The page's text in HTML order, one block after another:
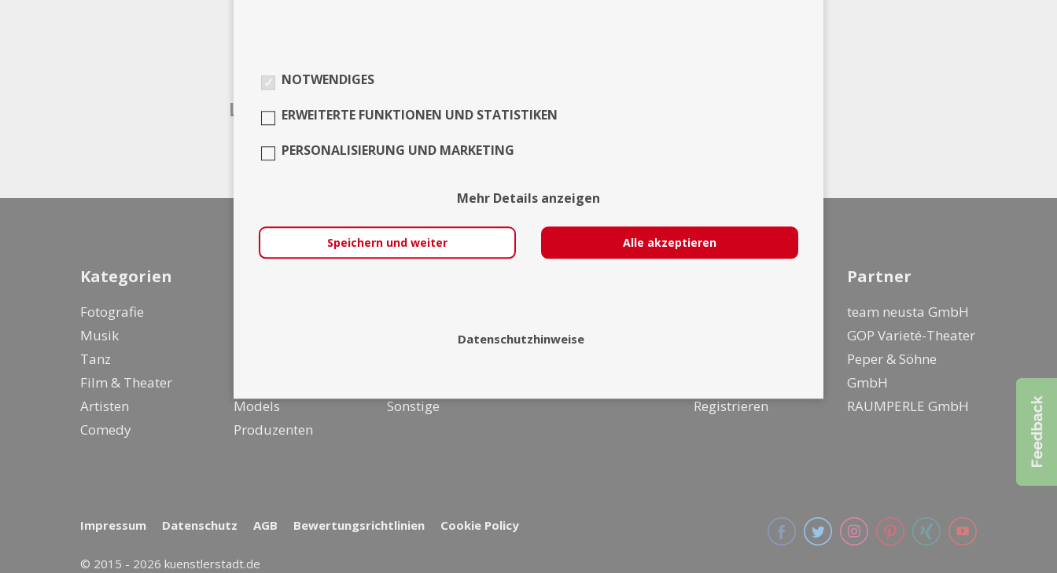
Leistungen
Mode
Kategorien
Fotografie
Musik
Tanz
Film & Theater
Artisten
Comedy
Models
Produzenten
Zeichenkunst
Sonstige
FAQ
Registrieren
Partner
team neusta GmbH
GOP Varieté-Theater
Peper & Söhne
GmbH
RAUMPERLE GmbH
Impressum Datenschutz AGB Bewertungsrichtlinien Cookie Policy
NOTWENDIGES
ERWEITERTE FUNKTIONEN UND STATISTIKEN
PERSONALISIERUNG UND MARKETING
Mehr Details anzeigen
Speichern und weiter Alle akzeptieren
Datenschutzhinweise
© 2015 - 2026 kuenstlerstadt.de